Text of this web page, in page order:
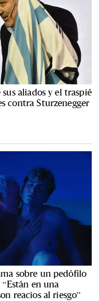
aliados y el traspié
contra Sturzenegger
sobre un pedófilo
en una
reacios al riesgo”